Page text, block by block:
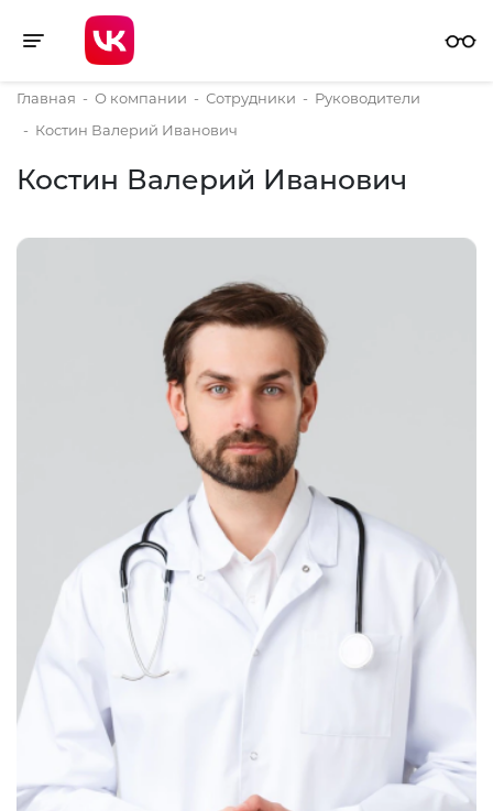
Toggle navigation
Главная - О компании - Сотрудники - Руководители
- Костин Валерий Иванович
Костин Валерий Иванович